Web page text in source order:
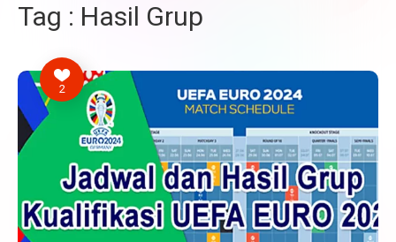
Tag : Hasil Grup
2